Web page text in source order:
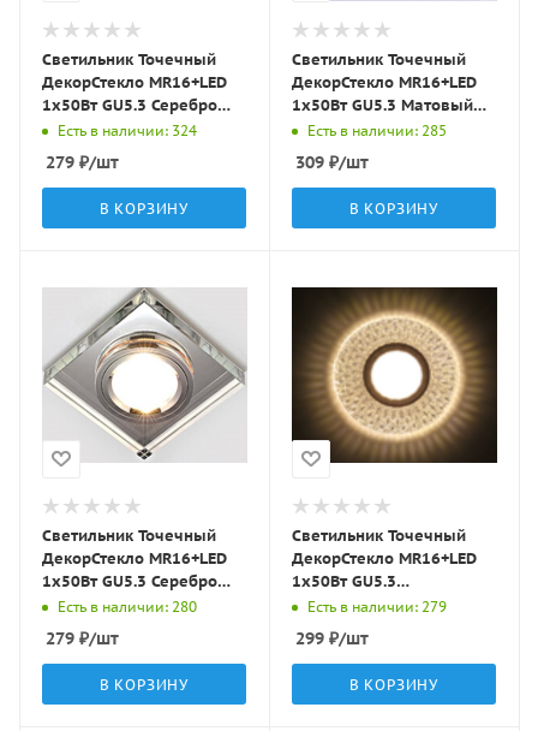
Светильник Точечный
ДекорСтекло MR16+LED
1х50Вт GU5.3 Серебро
D95х25мм IP20 D0801L
Есть в наличии: 324
279 ₽/шт
В КОРЗИНУ
Светильник Точечный
ДекорСтекло MR16+LED
1х50Вт GU5.3 Матовый
D90х10мм IP20 D0301
Есть в наличии: 285
309 ₽/шт
В КОРЗИНУ
Светильник Точечный
ДекорСтекло MR16+LED
1х50Вт GU5.3 Серебро
90х90х20мм IP20 D0001L
Есть в наличии: 280
279 ₽/шт
В КОРЗИНУ
Светильник Точечный
ДекорСтекло MR16+LED
1х50Вт GU5.3
Прозрачный D115х25мм
IP20 K1649 LBT
Есть в наличии: 279
299 ₽/шт
В КОРЗИНУ